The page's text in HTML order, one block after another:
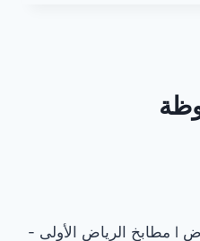
© 2026 أفضل مطابخ الرياض l مطابخ الرياض الأولى -